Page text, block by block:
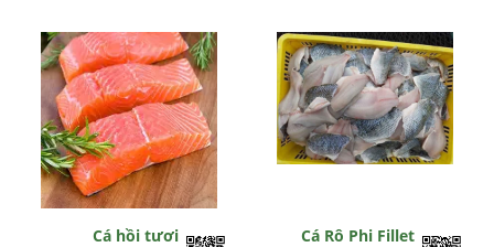
Cá hồi tươi Cá Rô Phi Fillet